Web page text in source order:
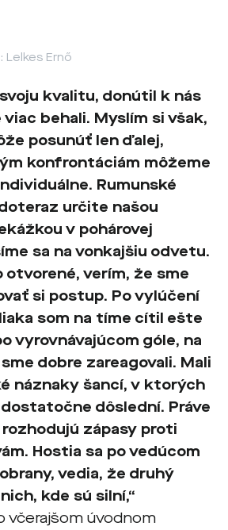
Lelkes Ernő
kvalitu, donútil k nás
behali. Myslím si však,
posunúť len ďalej,
konfrontáciám môžeme
Rumunské
určite našou
v pohárovej
sa na vonkajšiu odvetu.
verím, že sme
si postup. Po vylúčení
som na tíme cítil ešte
vyrovnávajúcom góle, na
dobre zareagovali. Mali
náznaky šancí, v ktorých
dôslední. Práve
zápasy proti
Hostia sa po vedúcom
vedia, že druhý
kde sú silní,“
včerajšom úvodnom